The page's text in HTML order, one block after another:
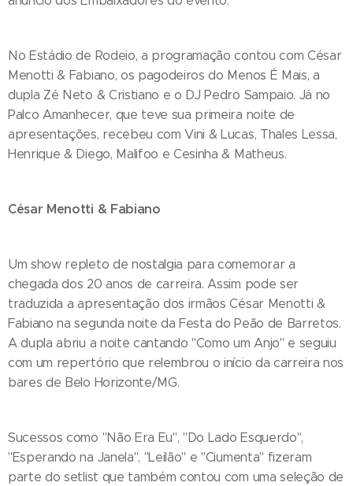
No Estádio de Rodeio, a programação contou com César
Menotti & Fabiano, os pagodeiros do Menos É Mais, a
dupla Zé Neto & Cristiano e o DJ Pedro Sampaio. Já no
Palco Amanhecer, que teve sua primeira noite de
apresentações, recebeu com Vini & Lucas, Thales Lessa,
Henrique & Diego, Malifoo e Cesinha & Matheus.
César Menotti & Fabiano
Um show repleto de nostalgia para comemorar a
chegada dos 20 anos de carreira. Assim pode ser
traduzida a apresentação dos irmãos César Menotti &
Fabiano na segunda noite da Festa do Peão de Barretos.
A dupla abriu a noite cantando "Como um Anjo" e seguiu
com um repertório que relembrou o início da carreira nos
bares de Belo Horizonte/MG.
Sucessos como "Não Era Eu", "Do Lado Esquerdo",
"Esperando na Janela", "Leilão" e "Ciumenta" fizeram
parte do setlist que também contou com uma seleção de